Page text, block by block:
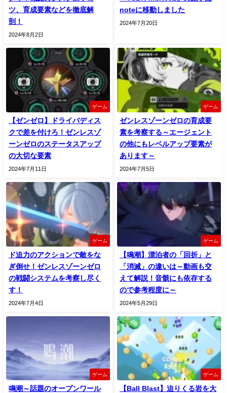
ツ、育成要素などを徹底解
剖！
2024年8月2日
noteに移動しました
2024年7月20日
ゲーム
【ゼンゼロ】ドライバディス
クで差を付けろ！ゼンレスゾ
ーンゼロのステータスアップ
の大切な要素
2024年7月11日
ゲーム
ゼンレスゾーンゼロの育成要
素を考察する～エージェント
の他にもレベルアップ要素が
あります～
2024年7月5日
ゲーム
ド迫力のアクションで敵をな
ぎ倒せ！ゼンレスゾーンゼロ
の戦闘システムを考察し尽く
す！
2024年7月4日
ゲーム
【鳴潮】漂泊者の「回折」と
「消滅」の違いは～動画も交
えて解説！音骸にも依存する
ので参考程度に～
2024年5月29日
ゲーム
鳴潮～話題のオープンワール
ゲーム
【Ball Blast】迫りくる岩を大